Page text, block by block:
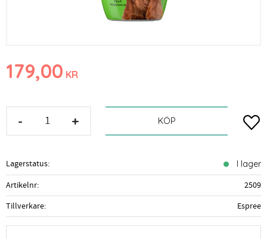
179,00 KR
+
- KÖP
Lagerstatus I lager
Artikelnr
2509
Tillverkare
Espree